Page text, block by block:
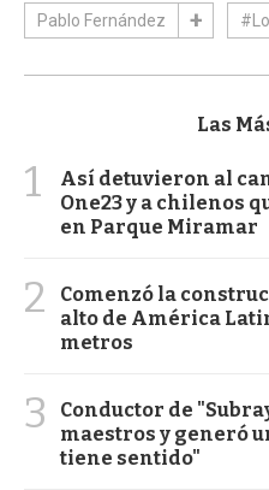
Pablo Fernández
Las
1
Así detuvieron al
One23 y a chilenos
en Parque Miramar
2
Comenzó la
alto de América
metros
3
Conductor de
maestros y generó
tiene sentido"